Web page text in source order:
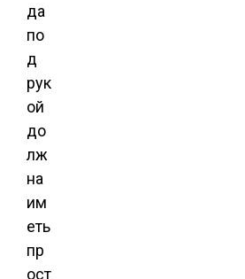
да
по
д
рук
ой
до
лж
на
им
еть
пр
ост